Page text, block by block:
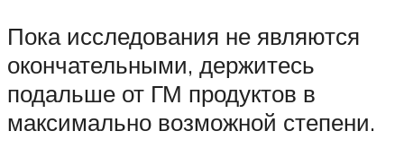
Пока исследования не являются
окончательными, держитесь
подальше от ГМ продуктов в
максимально возможной степени.